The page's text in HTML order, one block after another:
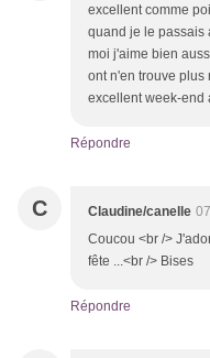
excellent comme
quand je le passais
moi j'aime bien
ont n'en trouve plus
excellent week-end
Répondre
C Claudine/canelle
Coucou <br />
fête ...<br /> Bises
Répondre